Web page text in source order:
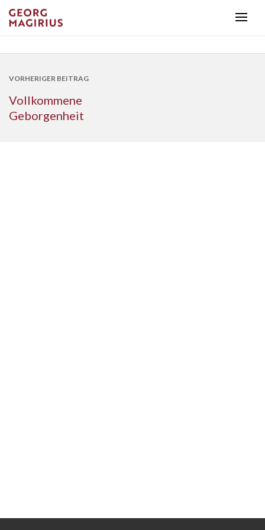
VORHERIGER BEITRAG
Vollkommene
Geborgenheit